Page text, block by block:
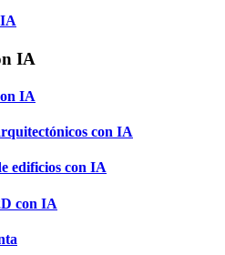
IA
IA
IA
con IA
edificios con IA
con IA